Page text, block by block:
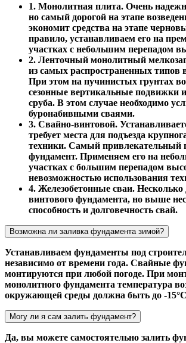
1. Монолитная плита. Очень
но самый дорогой на этапе
экономит средства на этапе
правило, устанавливаем его на
участках с небольшим перепадом
2. Ленточный монолитный
из самых распространенных типов
При этом на пучинистых грунтах
сезонные вертикальные подвижки
сруба. В этом случае необходимо
буронабивными сваями.
3. Свайно-винтовой.
требует места для подъезда
техники. Самый привлекательный
фундамент. Применяем его на
участках с большим перепадом
невозможностью использования
4. Железобетонные сваи. Несколько
винтового фундамента, но выше
способность и долговечность свай.
Возможна ли заливка фундамента зимой?
Устанавливаем фундаменты под
независимо от времени года. Свайные
монтируются при любой погоде. При
монолитного фундамента температура
окружающей среды должна быть до -
Могу ли я сам залить фундамент?
Да, вы можете самостоятельно залить